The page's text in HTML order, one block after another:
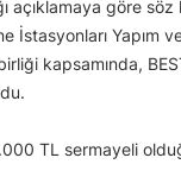
açıklamaya göre
İstasyonları Yapım
kapsamında,
TL sermayeli